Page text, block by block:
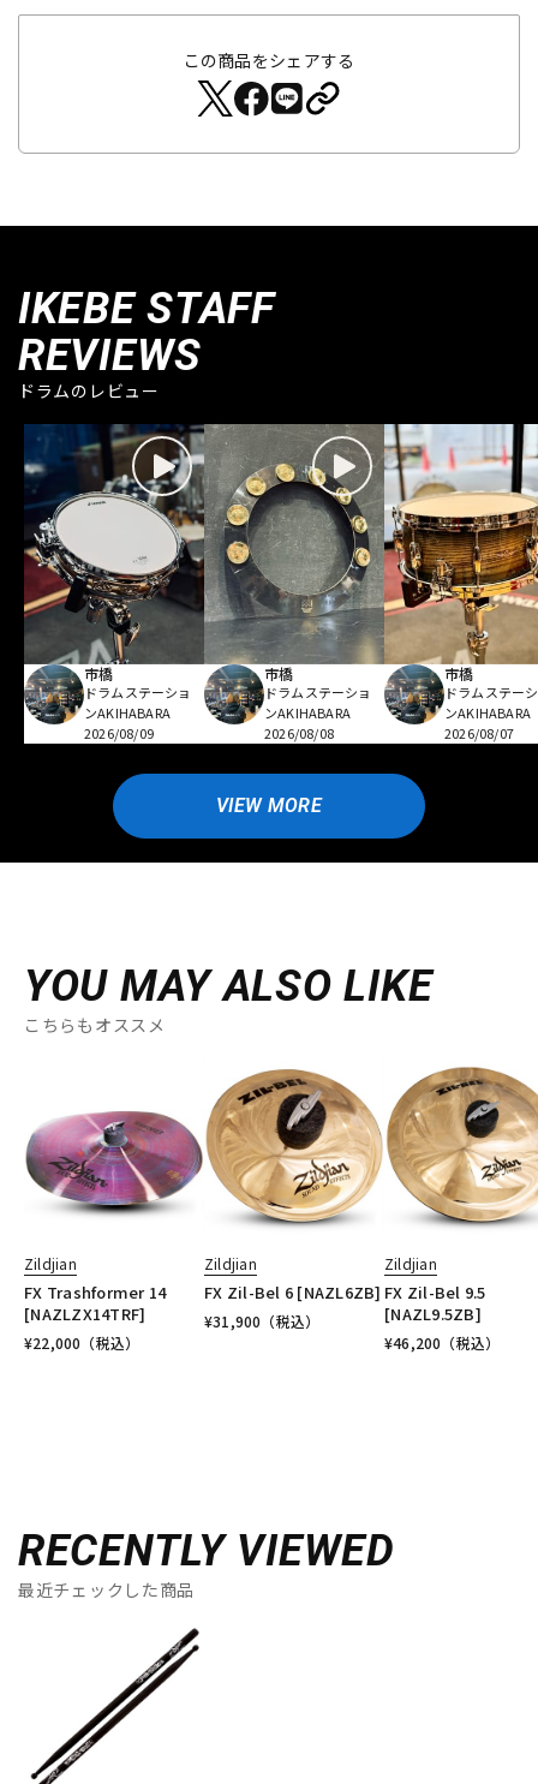
この商品をシェアする
IKEBE STAFF
REVIEWS
ドラムのレビュー
市橋
ドラムステーショ
ンAKIHABARA
2026/08/09
市橋
ドラムステーショ
ンAKIHABARA
2026/08/08
市橋
ドラムステー
ンAKIHABARA
2026/08/07
VIEW MORE
YOU MAY ALSO LIKE
こちらもオススメ
Zildjian
FX Trashformer 14
[NAZLZX14TRF]
¥22,000 （税込）
Zildjian
FX Zil-Bel 6 [NAZL6ZB]
¥31,900 （税込）
Zildjian
FX Zil-Bel 9.5
[NAZL9.5ZB]
¥46,200 （税込）
RECENTLY VIEWED
最近チェックした商品